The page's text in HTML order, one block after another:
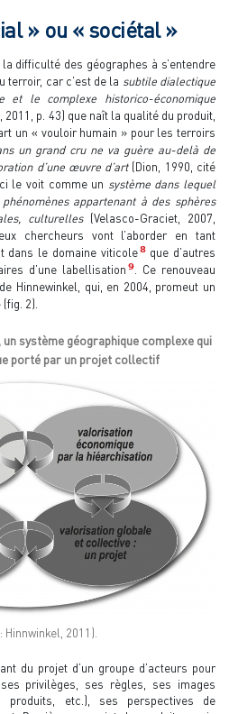
» ou « sociétal »
difficulté des géographes à s’entendre
terroir, car c’est de la subtile dialectique
et le complexe historico-économique
p. 43) que naît la qualité du produit,
un « vouloir humain » pour les terroirs
un grand cru ne va guère au-delà de
d’une œuvre d’art(Dion, 1990, cité
le voit comme un système dans lequel
appartenant à des sphères
culturelles(Velasco-Graciet, 2007,
chercheurs vont l’aborder en tant
dans le domaine viticole 8que d’autres
d’une labellisation 9
. Ce renouveau
Hinnewinkel, qui, en 2004, promeut un
2).
système géographique complexe qui
porté par un projet collectif
Hinnwinkel, 2011).
du projet d’un groupe d’acteurs pour
privilèges, ses règles, ses images
produits, etc.), ses perspectives de